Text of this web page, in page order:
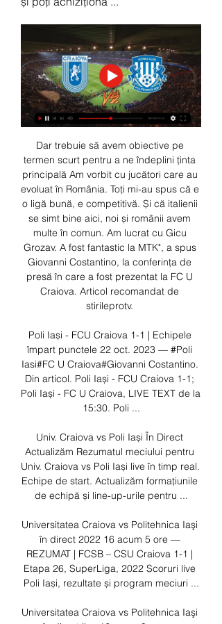
Dar trebuie să avem obiective pe
termen scurt pentru a ne îndeplini ținta
principală Am vorbit cu jucători care au
evoluat în România. Toți mi-au spus că e
o ligă bună, e competitivă. Și că italienii
se simt bine aici, noi și românii avem
multe în comun. Am lucrat cu Gicu
Grozav. A fost fantastic la MTK", a spus
Giovanni Costantino, la conferința de
presă în care a fost prezentat la FC U
Craiova. Articol recomandat de
stirileprotv.
Poli Iași - FCU Craiova 1-1 | Echipele
împart punctele 22 oct. 2023 — #Poli
Iasi#FC U Craiova#Giovanni Costantino.
Din articol. Poli Iași - FCU Craiova 1-1;
Poli Iași - FC U Craiova, LIVE TEXT de la
15:30. Poli ...
Univ. Craiova vs Poli Iași În Direct
Actualizăm Rezumatul meciului pentru
Univ. Craiova vs Poli Iași live în timp real.
Echipe de start. Actualizăm formațiunile
de echipă și line-up-urile pentru ...
Universitatea Craiova vs Politehnica Iaşi
în direct 2022 16 acum 5 ore —
REZUMAT | FCSB – CSU Craiova 1-1 |
Etapa 26, SuperLiga, 2022 Scoruri live
Poli Iași, rezultate și program meciuri ...
Universitatea Craiova vs Politehnica Iaşi